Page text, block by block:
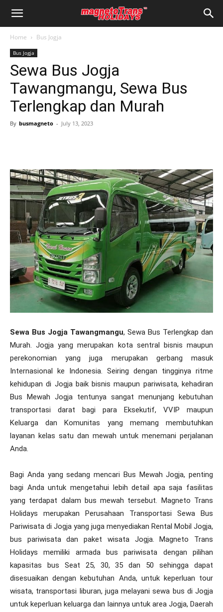
Home Bus Jogja
Bus Jogja
Sewa Bus Jogja
Tawangmangu, Sewa Bus
Terlengkap dan Murah
By busmagneto - July 13, 2023
Sewa Bus Jogja Tawangmangu, Sewa Bus Terlengkap dan
Murah. Jogja yang merupakan kota sentral bisnis maupun
perekonomian yang juga merupakan gerbang masuk
Internasional ke Indonesia. Seiring dengan tingginya ritme
kehidupan di Jogja baik bisnis maupun pariwisata, kehadiran
Bus Mewah Jogja tentunya sangat menunjang kebutuhan
transportasi darat bagi para Eksekutif, VVIP maupun
Keluarga dan Komunitas yang memang membutuhkan
layanan kelas satu dan mewah untuk menemani perjalanan
Anda.
Bagi Anda yang sedang mencari Bus Mewah Jogja, penting
bagi Anda untuk mengetahui lebih detail apa saja fasilitas
yang terdapat dalam bus mewah tersebut. Magneto Trans
Holidays merupakan Perusahaan Transportasi Sewa Bus
Pariwisata di Jogja yang juga menyediakan Rental Mobil Jogja,
bus pariwisata dan paket wisata Jogja. Magneto Trans
Holidays memiliki armada bus pariwisata dengan pilihan
kapasitas bus Seat 25, 30, 35 dan 50 sehingga dapat
disesuaikan dengan kebutuhan Anda, untuk keperluan tour
wisata, transportasi liburan, juga melayani sewa bus di Jogja
untuk keperluan keluarga dan lainnya untuk area Jogja, Daerah